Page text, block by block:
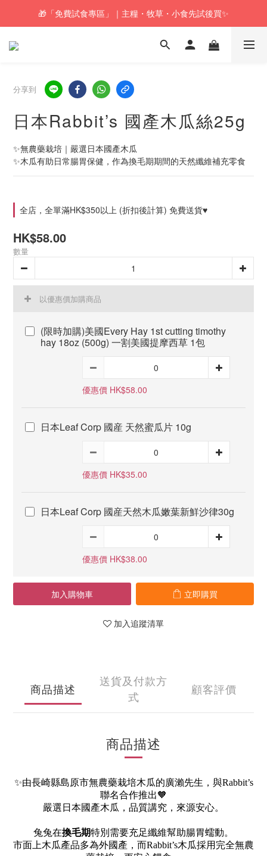
🚚訂單折實$350以上即可享本地包郵📦
🎁「免費試食專區」｜主糧・牧草・小食先試後買✨
🚚訂單折實$350以上即可享本地包郵📦
分享到
日本Rabbit’s 國產木瓜絲25g
✨無農藥栽培｜嚴選日本國產木瓜
✨木瓜有助日常腸胃保健，作為換毛期期間的天然纖維補充零食
全店，全單滿HK$350以上 (折扣後計算) 免費送貨♥
HK$58.00
數量
以優惠價加購商品
(限時加購)美國Every Hay 1st cutting timothy
hay 18oz (500g) 一割美國提摩西草 1包
優惠價 HK$58.00
日本Leaf Corp 國産 天然蜜瓜片 10g
優惠價 HK$35.00
日本Leaf Corp 國産天然木瓜嫩葉新鮮沙律30g
優惠價 HK$38.00
加入購物車 立即購買
加入追蹤清單
商品描述
送貨及付款方
式
顧客評價
商品描述
✨由長崎縣島原市無農藥栽培木瓜的廣瀨先生，與Rabbit’s
聯名合作推出🧡
嚴選日本國產木瓜，品質講究，來源安心。
兔兔在換毛期特別需要充足纖維幫助腸胃蠕動。
市面上木瓜產品多為外國產，而Rabbit’s木瓜採用完全無農